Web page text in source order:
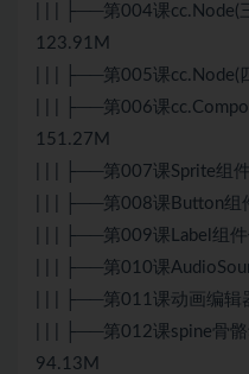
| | | ├──第004课cc.Node(
123.91M
| | | ├──第005课cc.Node(
| | | ├──第006课
151.27M
| | | ├──第007课Sprite组
| | | ├──第008课Button组
| | | ├──第009课Label组
| | | ├──第010课
| | | ├──第011课动画编
| | | ├──第012课spine骨
94.13M